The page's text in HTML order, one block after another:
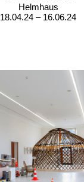
Helmhaus
18.04.24 – 16.06.24